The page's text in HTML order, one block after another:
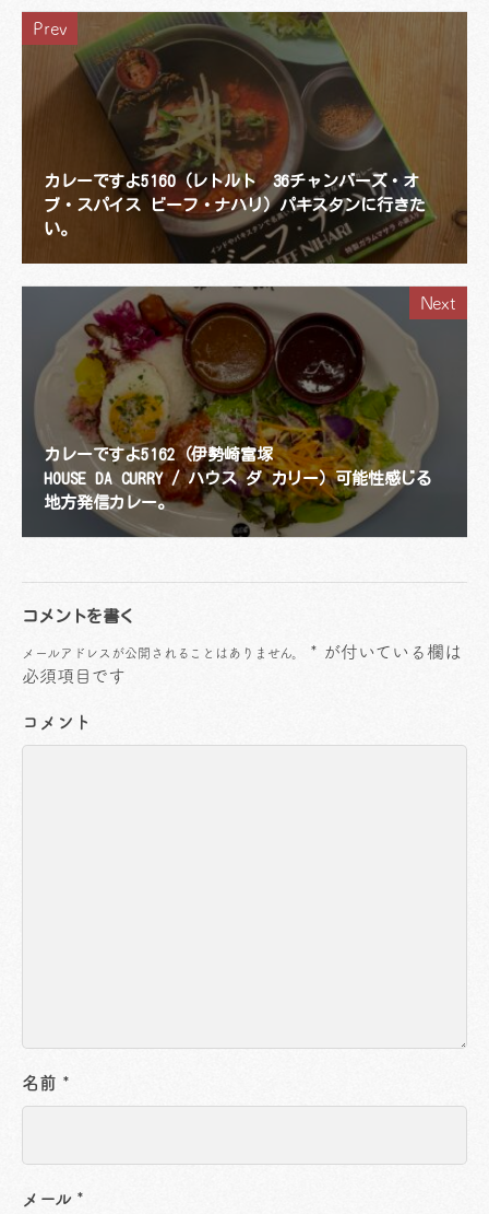
Prev
カレーですよ5160（レトルト 36チャンバーズ・オ
ブ・スパイス ビーフ・ナハリ）パキスタンに行きた
い。
Next
カレーですよ5162（伊勢崎富塚
HOUSE DA CURRY / ハウス ダ カリー）可能性感じる
地方発信カレー。
コメントを書く
メールアドレスが公開されることはありません。 * が付いている欄は
必須項目です
コメント
名前 *
メール *